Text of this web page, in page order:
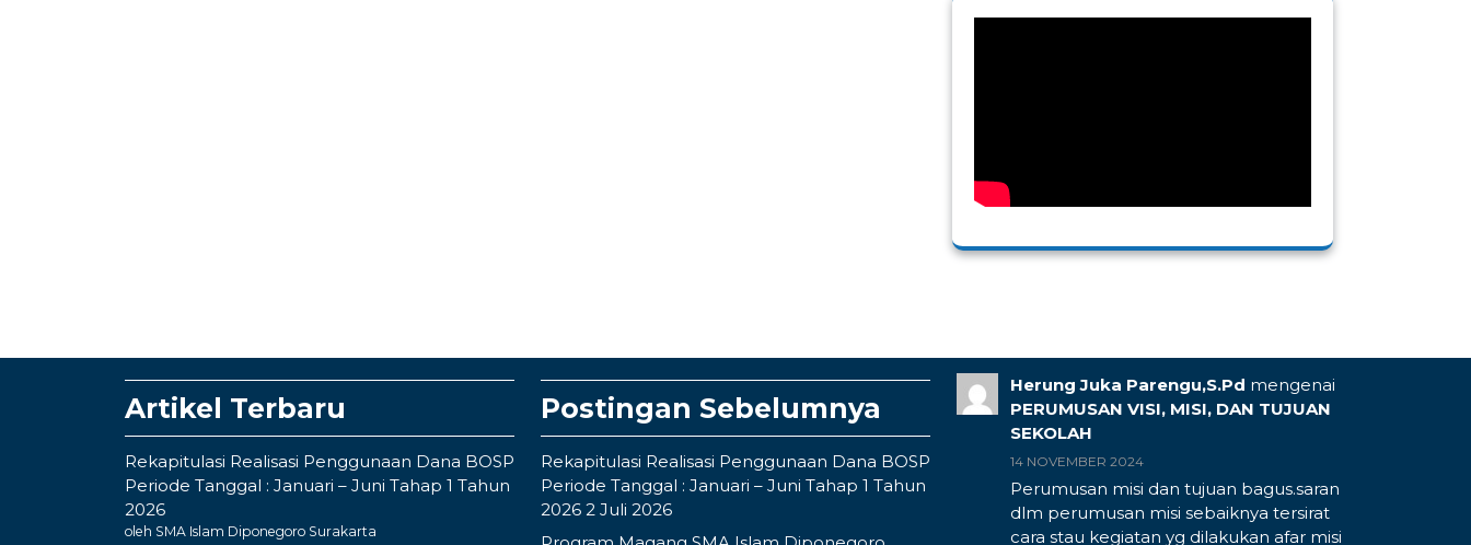
Artikel Terbaru
Rekapitulasi Realisasi Penggunaan Dana BOSP
Periode Tanggal : Januari – Juni Tahap 1 Tahun
2026
oleh SMA Islam Diponegoro Surakarta
Postingan Sebelumnya
Rekapitulasi Realisasi Penggunaan Dana BOSP
Periode Tanggal : Januari – Juni Tahap 1 Tahun
2026 2 Juli 2026
Herung Juka Parengu,S.Pd mengenai
PERUMUSAN VISI, MISI, DAN TUJUAN
SEKOLAH
14 NOVEMBER 2024
Perumusan misi dan tujuan bagus.saran
dlm perumusan misi sebaiknya tersirat
cara stau kegiatan yg dilakukan afar misi